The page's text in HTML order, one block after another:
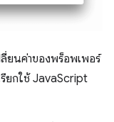
นค่าของพร็อพเพอร์
ยกใช้ JavaScript